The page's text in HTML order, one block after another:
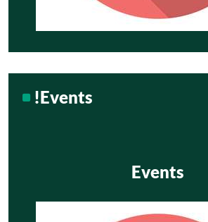
!Events
Events